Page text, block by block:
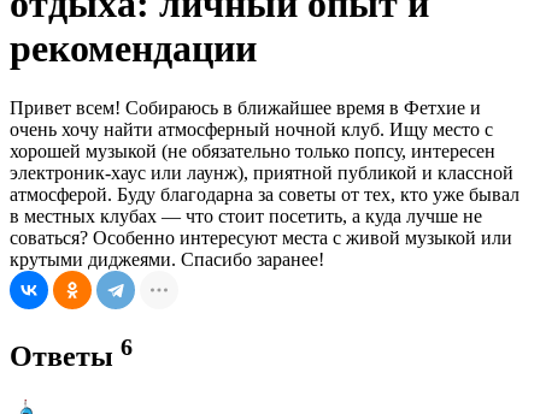
рекомендации
Привет всем! Собираюсь в ближайшее время в Фетхие и
очень хочу найти атмосферный ночной клуб. Ищу место с
хорошей музыкой (не обязательно только попсу, интересен
электроник-хаус или лаунж), приятной публикой и классной
атмосферой. Буду благодарна за советы от тех, кто уже бывал
в местных клубах — что стоит посетить, а куда лучше не
соваться? Особенно интересуют места с живой музыкой или
крутыми диджеями. Спасибо заранее!
Ответы 6